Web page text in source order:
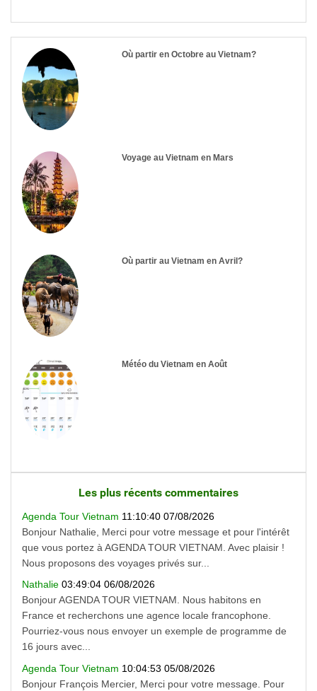
Où partir en Octobre au Vietnam?
Voyage au Vietnam en Mars
Où partir au Vietnam en Avril?
Météo du Vietnam en Août
Les plus récents commentaires
Agenda Tour Vietnam 11:10:40 07/08/2026
Bonjour Nathalie, Merci pour votre message et pour l'intérêt
que vous portez à AGENDA TOUR VIETNAM. Avec plaisir !
Nous proposons des voyages privés sur...
Nathalie 03:49:04 06/08/2026
Bonjour AGENDA TOUR VIETNAM. Nous habitons en
France et recherchons une agence locale francophone.
Pourriez-vous nous envoyer un exemple de programme de
16 jours avec...
Agenda Tour Vietnam 10:04:53 05/08/2026
Bonjour François Mercier, Merci pour votre message. Pour